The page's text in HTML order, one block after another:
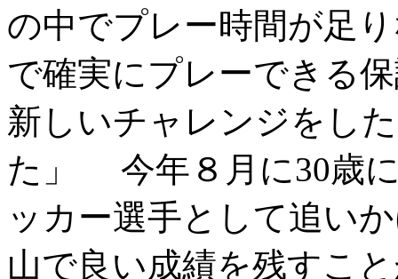
の中でプレー時間が足
で確実にプレーできる
新しいチャレンジをし
た」 今年８月に30歳
ッカー選手として追い
山で良い成績を残すこ